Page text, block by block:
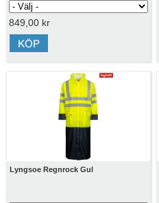
849,00 kr
Lyngsoe Regnrock Gul